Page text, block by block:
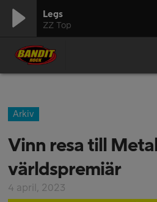
Legs
ZZ Top
Arkiv
Vinn resa till
världspremiär
4 april, 2023